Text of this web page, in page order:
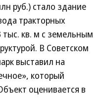
руб.) стало здание
тракторных
кв. м с земельным
В Советском
выставил на
который
оценивается в